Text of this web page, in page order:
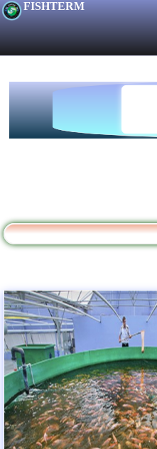
FISHTERM